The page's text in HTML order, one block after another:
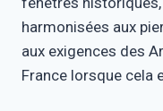
harmonisées aux
aux exigences des
France lorsque cela